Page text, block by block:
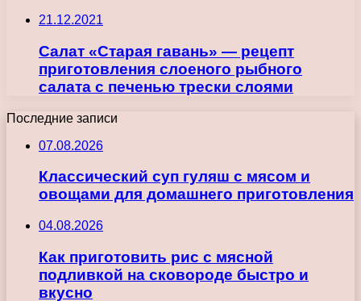
21.12.2021
Салат «Старая гавань» — рецепт
приготовления слоеного рыбного
салата с печенью трески слоями
Последние записи
07.08.2026
Классический суп гуляш с мясом и
овощами для домашнего приготовления
04.08.2026
Как приготовить рис с мясной
подливкой на сковороде быстро и
вкусно